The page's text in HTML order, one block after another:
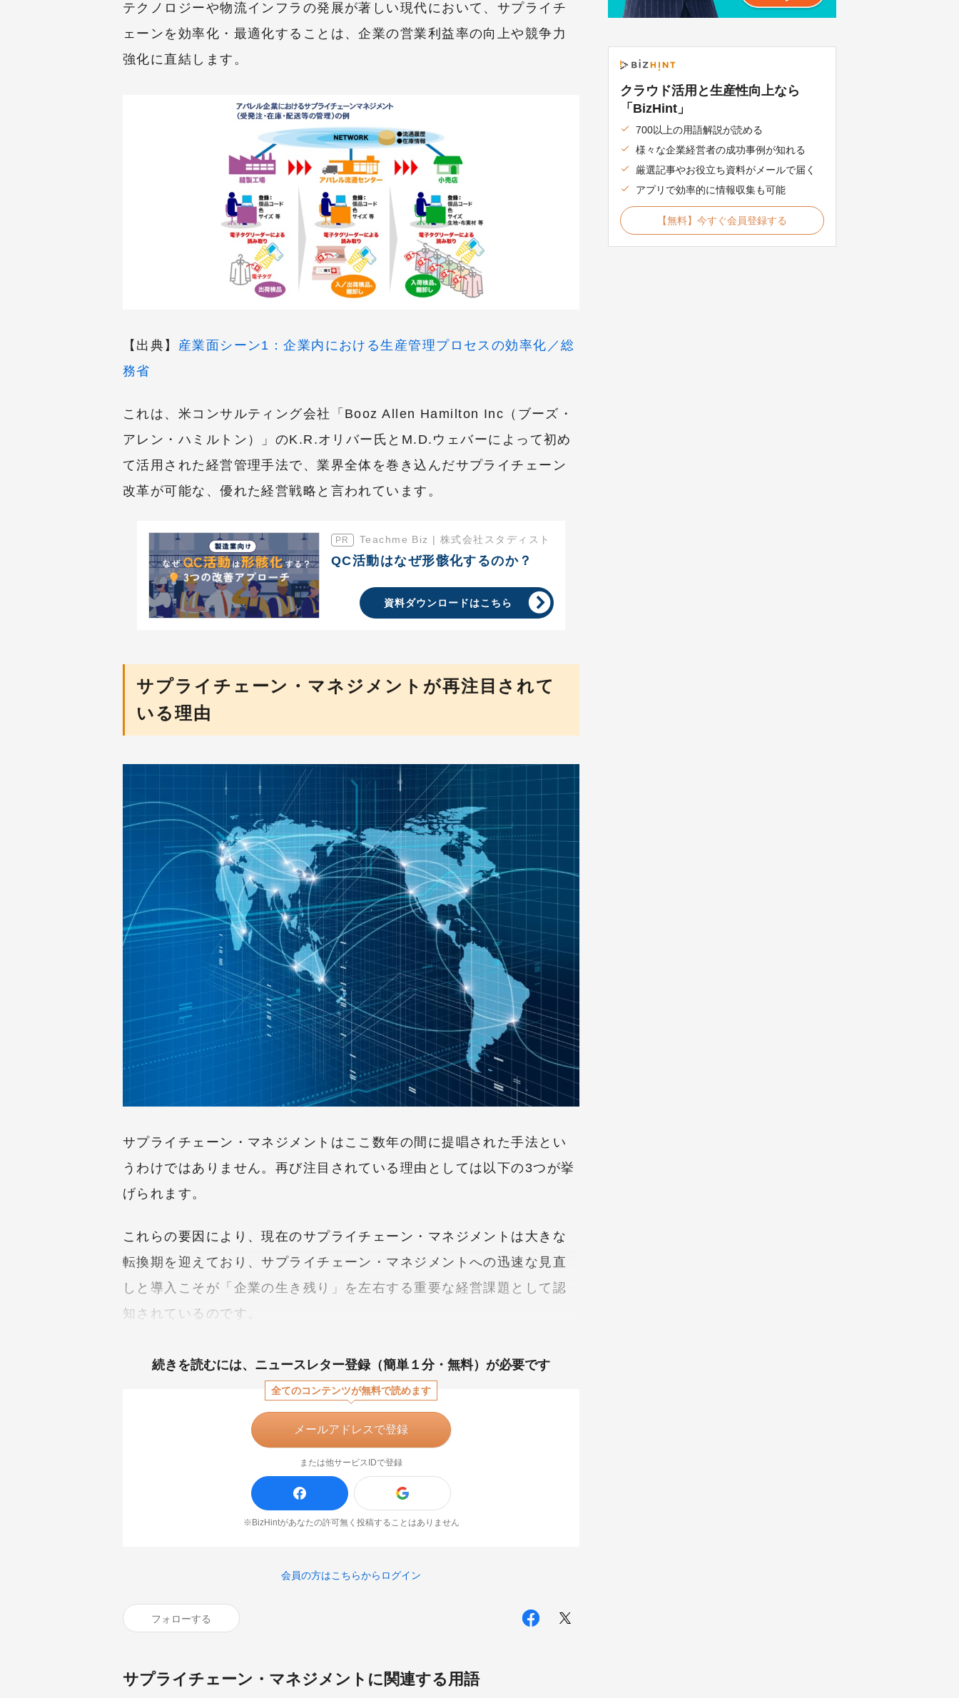
テクノロジーや物流インフラの発展が著しい現代において、サプライチ
ェーンを効率化・最適化することは、企業の営業利益率の向上や競争力
強化に直結します。
【出典】 産業面シーン1：企業内における生産管理プロセスの効率化／総
務省
これは、米コンサルティング会社「Booz Allen Hamilton Inc（ブーズ・
アレン・ハミルトン）」のK.R.オリバー氏とM.D.ウェバーによって初め
て活用された経営管理手法で、業界全体を巻き込んだサプライチェーン
改革が可能な、優れた経営戦略と言われています。
Teachme Biz | 株式会社スタディスト
QC活動はなぜ形骸化するのか？
資料ダウンロードはこちら
サプライチェーン・マネジメントが再注目されて
いる理由
サプライチェーン・マネジメントはここ数年の間に提唱された手法とい
うわけではありません。再び注目されている理由としては以下の3つが挙
げられます。
これらの要因により、現在のサプライチェーン・マネジメントは大きな
転換期を迎えており、サプライチェーン・マネジメントへの迅速な見直
しと導入こそが「企業の生き残り」を左右する重要な経営課題として認
知されているのです。
続きを読むには、 ニュースレター登録（簡単１分・無料）が必要です
全てのコンテンツが無料で読めます
メールアドレスで登録
または他サービスIDで登録
※BizHintがあなたの許可無く投稿することはありません
会員の方はこちらからログイン
フォローする
サプライチェーン・マネジメントに関連する用語
クラウド活用と生産性向上なら
「BizHint」
700以上の用語解説が読める
様々な企業経営者の成功事例が知れる
厳選記事やお役立ち資料がメールで届く
アプリで効率的に情報収集も可能
【無料】今すぐ会員登録する